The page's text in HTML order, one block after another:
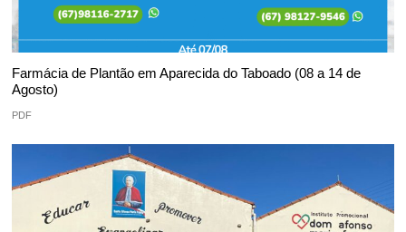
Farmácia de Plantão em Aparecida do Taboado (08 a 14 de
Agosto)
PDF